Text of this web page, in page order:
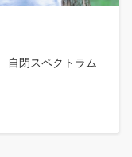
閉スペクトラム